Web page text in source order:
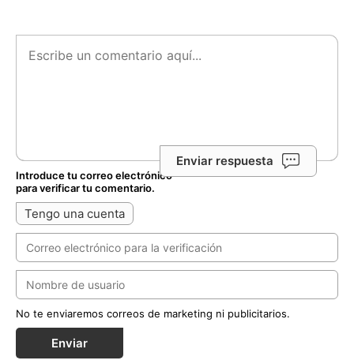
Enviar respuesta
Introduce tu correo electrónico
para verificar tu comentario.
Tengo una cuenta
No te enviaremos correos de marketing ni publicitarios.
Enviar